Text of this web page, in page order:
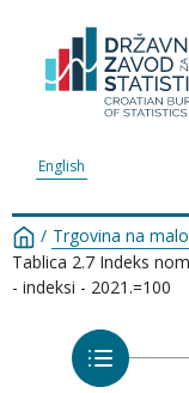
English
/ Trgovina na malo
Tablica 2.7 Indeks
- indeksi - 2021.=100